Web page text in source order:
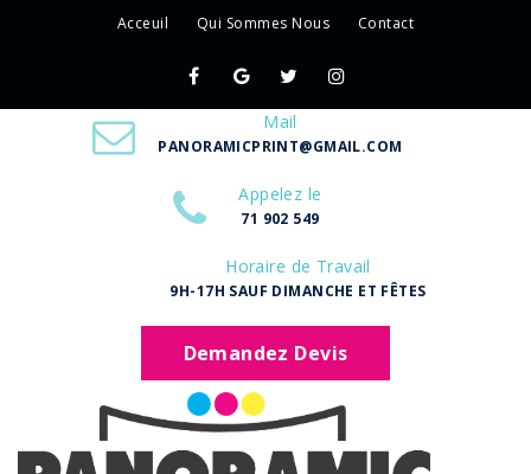
Acceuil Qui Sommes Nous Contact
Mail
PANORAMICPRINT@GMAIL.COM
Appelez le
71 902 549
Horaire de Travail
9H-17H SAUF DIMANCHE ET FÊTES
Demandez Devis